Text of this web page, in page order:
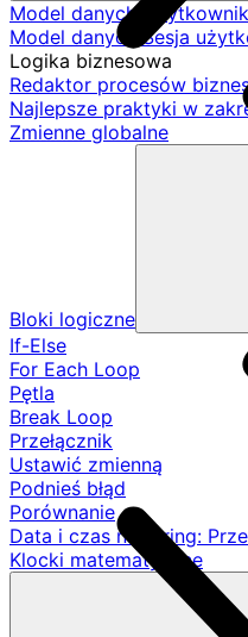
Model danych Użytkownik
Model danych Sesja
Logika biznesowa
Redaktor procesów
Najlepsze praktyki w
Zmienne globalne
Bloki logiczne
If-Else
For Each Loop
Pętla
Break Loop
Przełącznik
Ustawić zmienną
Podnieś błąd
Porównanie
Data i czas na String:
Klocki matematyczne